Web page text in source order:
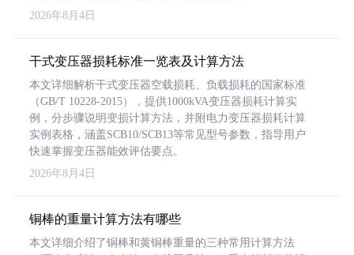
2026年8月4日
干式变压器损耗标准一览表及计算方法
本文详细解析干式变压器空载损耗、负载损耗的国家标准
（GB/T 10228-2015），提供1000kVA变压器损耗计算实
例，分步骤说明变损计算方法，并附电力变压器损耗计算
实例表格，涵盖SCB10/SCB13等常见型号参数，指导用户
快速掌握变压器能效评估要点。
2026年8月4日
铜棒的重量计算方法有哪些
本文详细介绍了铜棒和黄铜棒重量的三种常用计算方法